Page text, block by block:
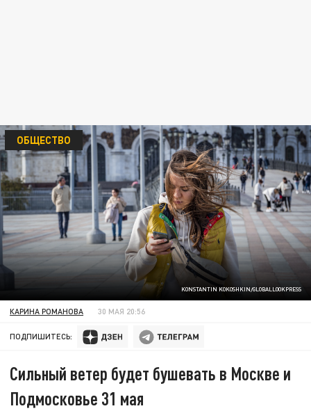
KONSTANTIN KOKOSHKIN/GLOBALLOOKPRESS
ОБЩЕСТВО
КАРИНА РОМАНОВА 30 МАЯ 20:56
ПОДПИШИТЕСЬ:
Сильный ветер будет бушевать в Москве и
Подмосковье 31 мая